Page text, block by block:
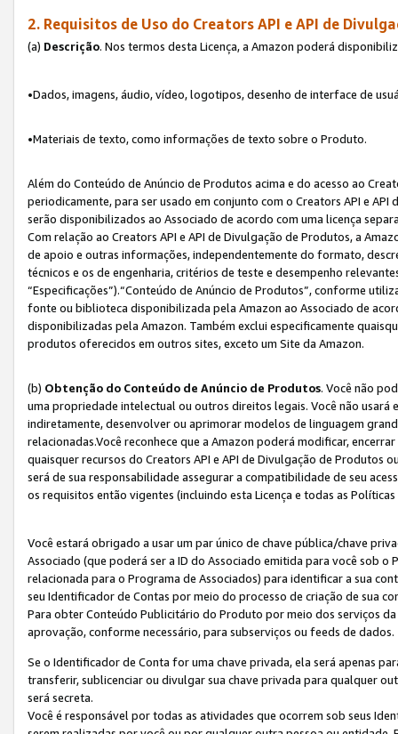
2. Requisitos de Uso do Creators API e API de
(a) Descrição. Nos termos desta Licença, a Amazon poderá
•Dados, imagens, áudio, vídeo, logotipos, desenho de interface de
•Materiais de texto, como informações de texto sobre o Produto.
Além do Conteúdo de Anúncio de Produtos acima e do acesso ao
periodicamente, para ser usado em conjunto com o Creators API e
serão disponibilizados ao Associado de acordo com uma licença
Com relação ao Creators API e API de Divulgação de Produtos, a
de apoio e outras informações, independentemente do formato,
técnicos e os de engenharia, critérios de teste e desempenho
“Especificações”).“Conteúdo de Anúncio de Produtos”, conforme
fonte ou biblioteca disponibilizada pela Amazon ao Associado de
disponibilizadas pela Amazon. Também exclui especificamente
produtos oferecidos em outros sites, exceto um Site da Amazon.
(b) Obtenção do Conteúdo de Anúncio de Produtos. Você não
uma propriedade intelectual ou outros direitos legais. Você não
indiretamente, desenvolver ou aprimorar modelos de linguagem
relacionadas.Você reconhece que a Amazon poderá modificar,
quaisquer recursos do Creators API e API de Divulgação de Produtos
será de sua responsabilidade assegurar a compatibilidade de seu
os requisitos então vigentes (incluindo esta Licença e todas as
Você estará obrigado a usar um par único de chave pública/chave
Associado (que poderá ser a ID do Associado emitida para você sob
relacionada para o Programa de Associados) para identificar a sua
seu Identificador de Contas por meio do processo de criação de sua
Para obter Conteúdo Publicitário do Produto por meio dos serviços
aprovação, conforme necessário, para subserviços ou feeds de dados.
Se o Identificador de Conta for uma chave privada, ela será apenas
transferir, sublicenciar ou divulgar sua chave privada para qualquer
será secreta.
Você é responsável por todas as atividades que ocorrem sob seus